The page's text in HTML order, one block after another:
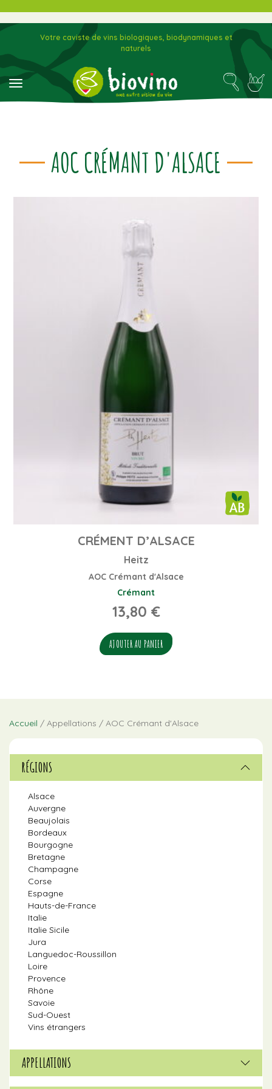
toggle navigation
Votre caviste de vins biologiques, biodynamiques et
naturels
AOC CRÉMANT D'ALSACE
CRÉMENT D’ALSACE
Heitz
AOC Crémant d'Alsace
Crémant
13,80 €
AJOUTER AU PANIER
Accueil / Appellations / AOC Crémant d'Alsace
RÉGIONS
Alsace
Auvergne
Beaujolais
Bordeaux
Bourgogne
Bretagne
Champagne
Corse
Espagne
Hauts-de-France
Italie
Italie Sicile
Jura
Languedoc-Roussillon
Loire
Provence
Rhône
Savoie
Sud-Ouest
Vins étrangers
APPELLATIONS